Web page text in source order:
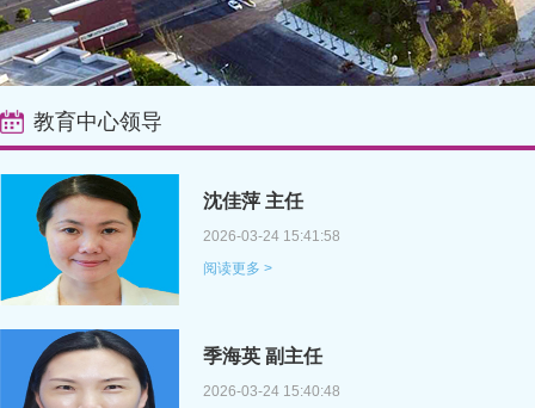
教育中心领导
沈佳萍 主任
2026-03-24 15:41:58
阅读更多 >
季海英 副主任
2026-03-24 15:40:48